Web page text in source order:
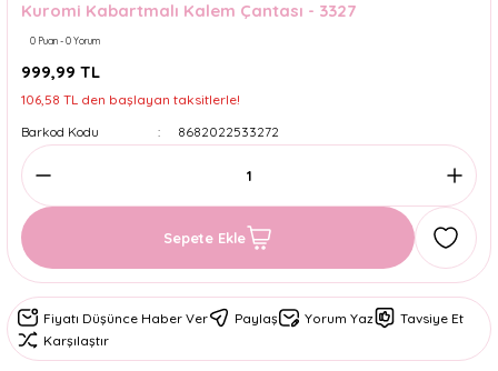
Kuromi Kabartmalı Kalem Çantası - 3327
0 Puan - 0 Yorum
999,99 TL
106,58 TL den başlayan taksitlerle!
Barkod Kodu
8682022533272
Sepete Ekle
Fiyatı Düşünce Haber Ver Paylaş Yorum Yaz
Tavsiye Et
Karşılaştır